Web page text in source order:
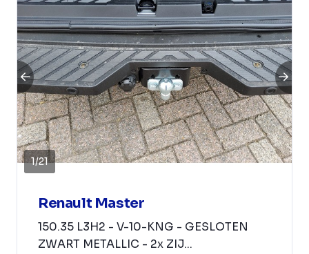
1/21
Renault Master
150.35 L3H2 - V-10-KNG - GESLOTEN
ZWART METALLIC - 2x ZIJ...